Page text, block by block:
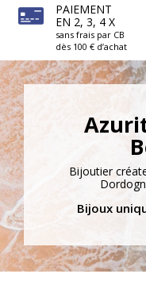
PAIEMENT
EN 2, 3, 4 X
sans frais par CB
dès 100 € d’achat
Bijoutier
Bijoux